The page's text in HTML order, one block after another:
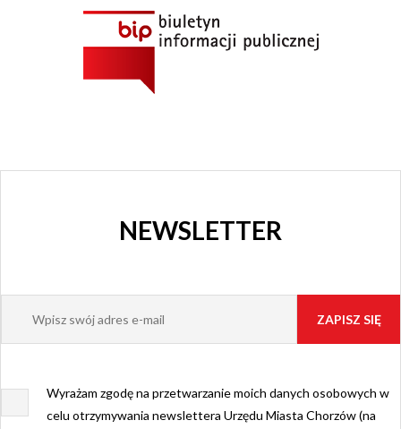
NEWSLETTER
Wyrażam zgodę na przetwarzanie moich danych osobowych w
celu otrzymywania newslettera Urzędu Miasta Chorzów (na